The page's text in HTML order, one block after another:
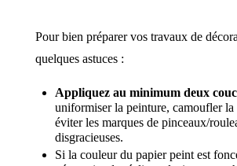
Pour bien préparer vos travaux de
quelques astuces :
Appliquez au minimum deux
uniformiser la peinture, camoufler la
éviter les marques de pinceaux/
disgracieuses.
Si la couleur du papier peint est